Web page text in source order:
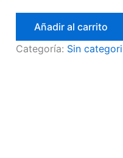
Añadir al carrito
Categoría: Sin